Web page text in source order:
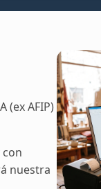
(ex AFIP)
nuestra